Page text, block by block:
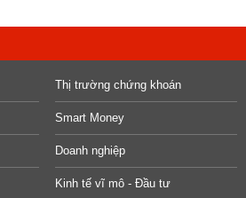
Thị trường chứng khoán
Smart Money
Doanh nghiệp
Kinh tế vĩ mô - Đầu tư